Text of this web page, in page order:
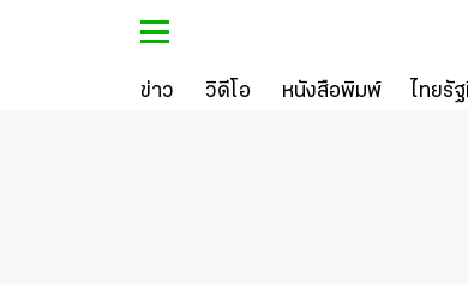
ข่าว วิดีโอ หนังสือพิมพ์ ไทยรั